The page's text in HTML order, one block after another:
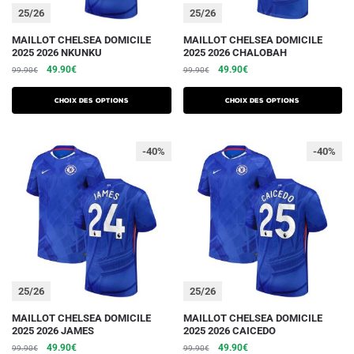
du
du
25/26
MAILLOT CHELSEA DOMICILE
2025 2026 NKUNKU
99.90€
Le
initial
était :
49.90€Le
actuel
est :
Choix des options
Ce
produit
a
plusieurs
variations.
options
peuvent
être
choisies
du
25/26
MAILLOT CHELSEA DOMICILE
2025 2026 CHALOBAH
99.90€
Le
initial
était :
49.90€Le
actuel
est :
Choix des options
Ce
produit
a
plusieurs
variations.
options
peuvent
être
choisies
du
25/26
-40%
MAILLOT CHELSEA DOMICILE
2025 2026 JAMES
99.90€
Le
49.90€Le
Ce
produit
25/26
-40%
MAILLOT CHELSEA DOMICILE
2025 2026 CAICEDO
99.90€
Le
49.90€Le
Ce
produit